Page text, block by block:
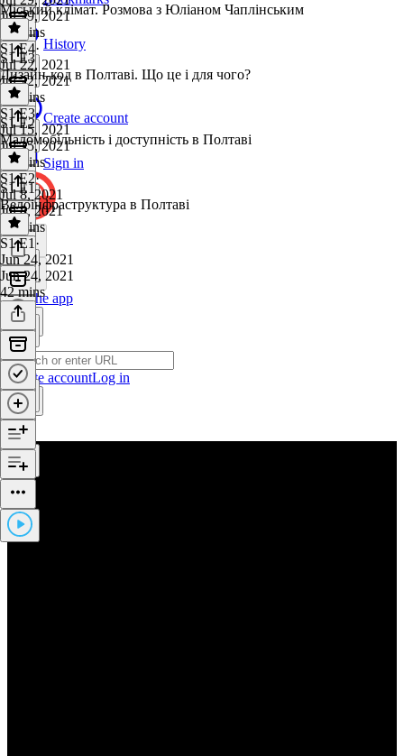
History
Create account
Sign in
Get the app
Create accountLog in
Jul 29, 2021
39 mins
Міський клімат. Розмова з Юліаном Чаплінським
S1 E4·
Jul 22, 2021
Jul 22, 2021
32 mins
S1 E3
Дизайн-код в Полтаві. Що це і для чого?
S1 E3·
Jul 15, 2021
Jul 15, 2021
41 mins
S1 E2
Маломобільність і доступність в Полтаві
S1 E2·
Jul 8, 2021
Jul 8, 2021
44 mins
S1 E1
Велоінфраструктура в Полтаві
S1 E1 ·
Jun 24, 2021
Jun 24, 2021
42 mins